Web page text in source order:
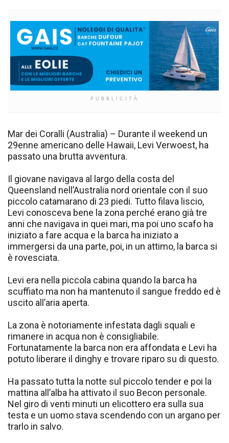
PUBBLICITÀ
Mar dei Coralli (Australia) – Durante il weekend un
29enne americano delle Hawaii, Levi Verwoest, ha
passato una brutta avventura.
Il giovane navigava al largo della costa del
Queensland nell’Australia nord orientale con il suo
piccolo catamarano di 23 piedi. Tutto filava liscio,
Levi conosceva bene la zona perché erano già tre
anni che navigava in quei mari, ma poi uno scafo ha
iniziato a fare acqua e la barca ha iniziato a
immergersi da una parte, poi, in un attimo, la barca si
è rovesciata.
Levi era nella piccola cabina quando la barca ha
scuffiato ma non ha mantenuto il sangue freddo ed è
uscito all’aria aperta.
La zona è notoriamente infestata dagli squali e
rimanere in acqua non è consigliabile.
Fortunatamente la barca non era affondata e Levi ha
potuto liberare il dinghy e trovare riparo su di questo.
Ha passato tutta la notte sul piccolo tender e poi la
mattina all’alba ha attivato il suo Becon personale.
Nel giro di venti minuti un elicottero era sulla sua
testa e un uomo stava scendendo con un argano per
trarlo in salvo.